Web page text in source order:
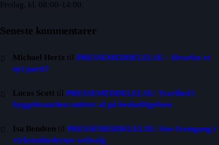
Fredag, kl. 08:00-14:00.
Seneste kommentarer
Michael Hertz tilPRESSEMEDDELELSE – Hvorfor et
nyt parti?
Lucas Scott tilPRESSEMEDDELELSE: Travlhed i
byggebranchen smitter af på beskæftigelsen
Isa Bendsen tilPRESSEMEDDELELSE: Stor fremgang i
virksomhedernes websalg